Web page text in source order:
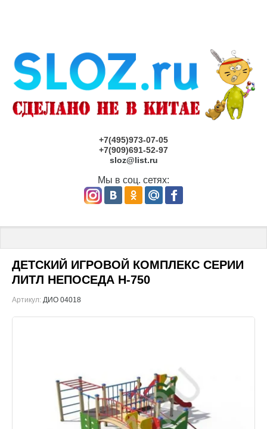
+7(495)973-07-05
+7(909)691-52-97
sloz@list.ru
Мы в соц. сетях:
Главная \ Детские площадки под заказ САМАРА \ ДЕТСКИЙ
ДЕТСКИЙ ИГРОВОЙ КОМПЛЕКС СЕРИИ
ЛИТЛ НЕПОСЕДА Н-750
Артикул: ДИО 04018